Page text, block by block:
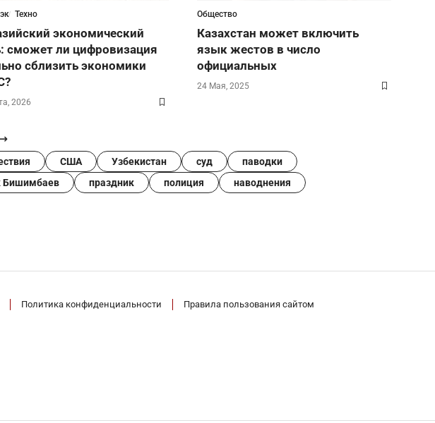
Техно
экономический
сможет ли цифровизация
сблизить экономики
2026
Общество
Казахстан может включить
язык жестов в число
официальных
24 Мая, 2025
США Узбекистан суд
паводки
Бишимбаев праздник полиция
наводнения
Политика конфиденциальности Правила пользования сайтом